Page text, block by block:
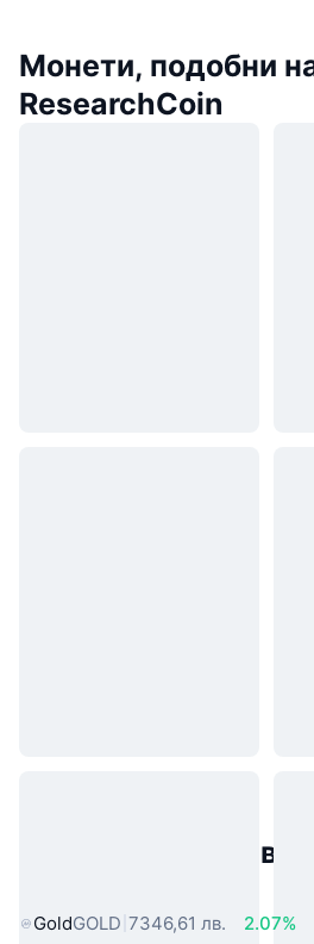
Монети, подобни
ResearchCoin
Популярни активи
GoldGOLD 7346,61 лв.
2.07%